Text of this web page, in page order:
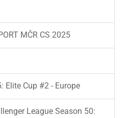
MČR CS 2025
Elite Cup #2 - Europe
League Season 50: